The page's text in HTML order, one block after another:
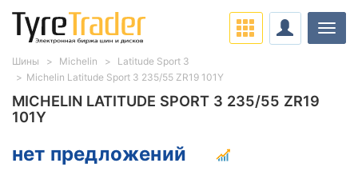
MICHELIN LATITUDE SPORT 3 235/55 ZR19
101Y
нет предложений
Шины Michelin
Latitude Sport 3
Michelin Latitude Sport 3 235/55 ZR19 101Y